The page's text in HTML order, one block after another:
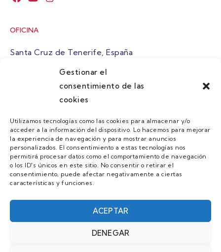
Gestionar el
consentimiento de las
cookies
Utilizamos tecnologías como las cookies para almacenar y/o
acceder a la información del dispositivo. Lo hacemos para mejorar
la experiencia de navegación y para mostrar anuncios
personalizados. El consentimiento a estas tecnologías nos
permitirá procesar datos como el comportamiento de navegación
o los ID's únicos en este sitio. No consentir o retirar el
consentimiento, puede afectar negativamente a ciertas
características y funciones.
ACEPTAR
DENEGAR
OFICINA
Santa Cruz de Tenerife, España
atuaire@grupoatuaire.com
+34 638765829
MENU
Quienes Somos
Guias
Contacto
Únete